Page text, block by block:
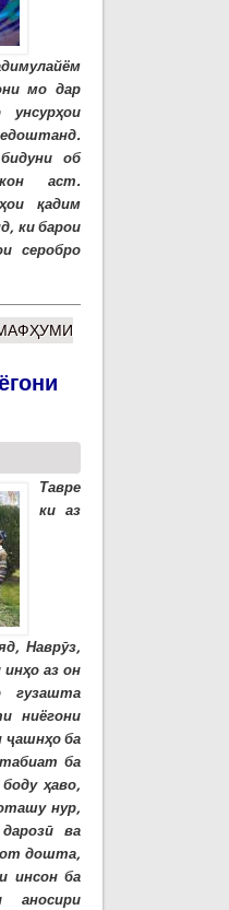
мо дар
об
аст.
қадим
ки барои
серобро
Тавре
ки аз
Наврӯз,
инҳо аз он
гузашта
ниёгони
ҷашнҳо ба
ба
ҳаво,
нур,
ва
дошта,
инсон ба
аносири